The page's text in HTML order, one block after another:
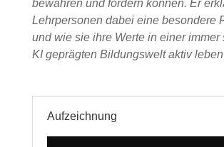
bewahren und fördern können. Er
Lehrpersonen dabei eine besondere
und wie sie ihre Werte in einer immer
KI geprägten Bildungswelt aktiv
Aufzeichnung